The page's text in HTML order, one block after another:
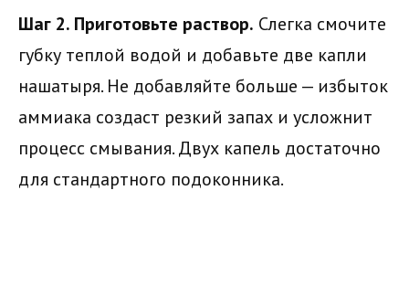
Шаг 2. Приготовьте раствор. Слегка смочите
губку теплой водой и добавьте две капли
нашатыря. Не добавляйте больше — избыток
аммиака создаст резкий запах и усложнит
процесс смывания. Двух капель достаточно
для стандартного подоконника.